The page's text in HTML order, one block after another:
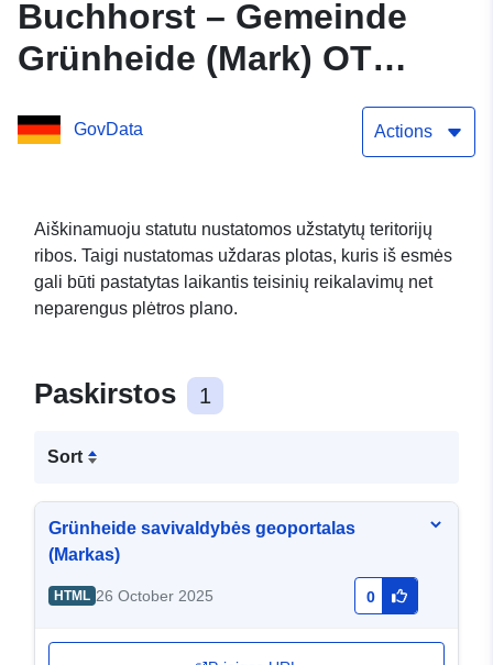
Buchhorst – Gemeinde
Grünheide (Mark) OT
GovData Actions
Aiškinamuoju statutu nustatomos užstatytų teritorijų
ribos. Taigi nustatomas uždaras plotas, kuris iš esmės
gali būti pastatytas laikantis teisinių reikalavimų net
neparengus plėtros plano.
Paskirstos 1
Sort
Grünheide savivaldybės geoportalas
(Markas)
HTML 26 October 2025 0